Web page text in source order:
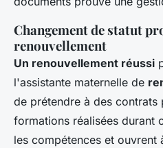
Changement de statut
renouvellement
Un renouvellement réussi
l'assistante maternelle de
de prétendre à des contrats
formations réalisées durant
les compétences et ouvrent